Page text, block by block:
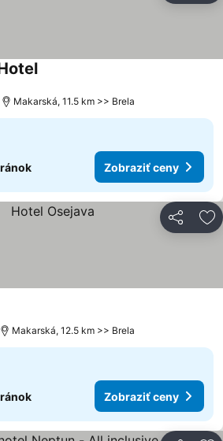
Makarská, 11.5 km >> Brela
Zobraziť ceny
Zdieľať
Makarská, 12.5 km >> Brela
Zobraziť ceny